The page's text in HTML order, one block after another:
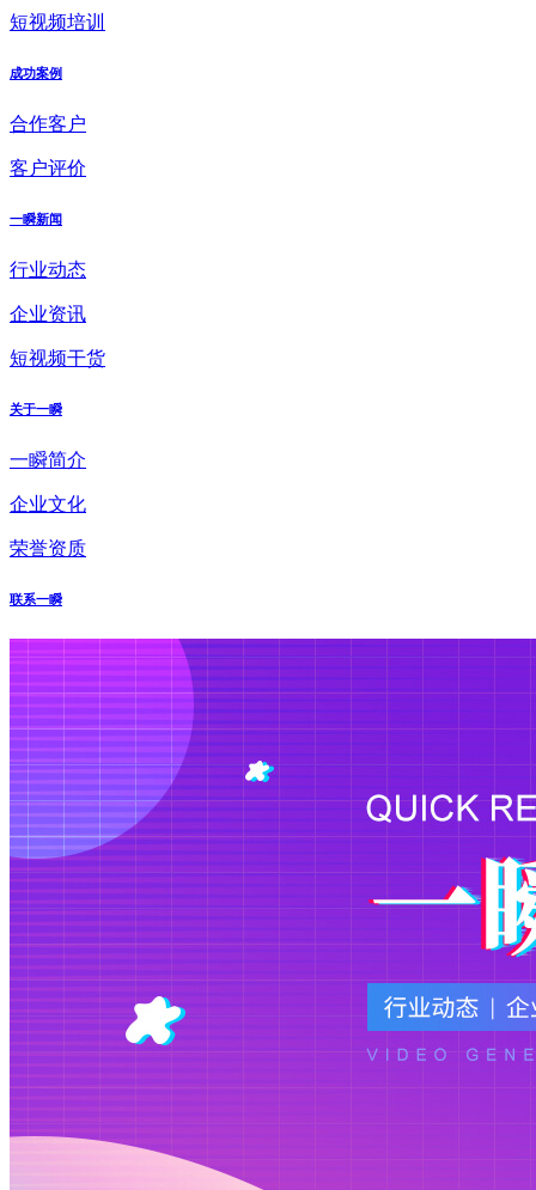
短视频培训
成功案例
合作客户
客户评价
一瞬新闻
行业动态
企业资讯
短视频干货
关于一瞬
一瞬简介
企业文化
荣誉资质
联系一瞬